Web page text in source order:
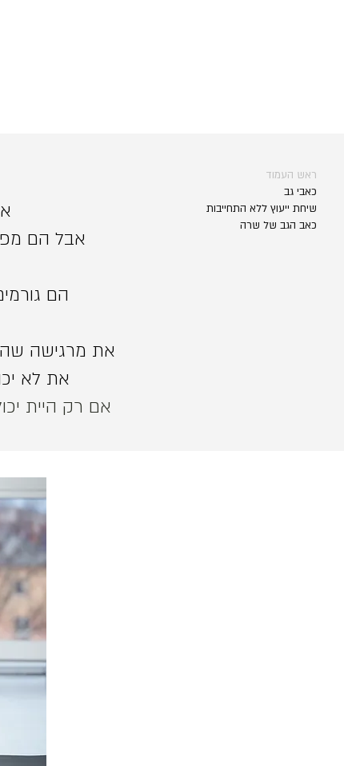
ראש העמוד
כאבי גב
שיחת ייעוץ ללא התחייבות
כאב הגב של שרה
אבל הם
הם
את מרגישה
את לא
אם רק היית